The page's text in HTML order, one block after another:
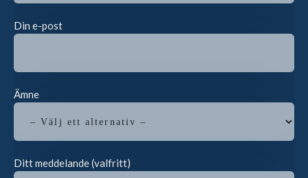
Din e-post
Ämne
Ditt meddelande (valfritt)